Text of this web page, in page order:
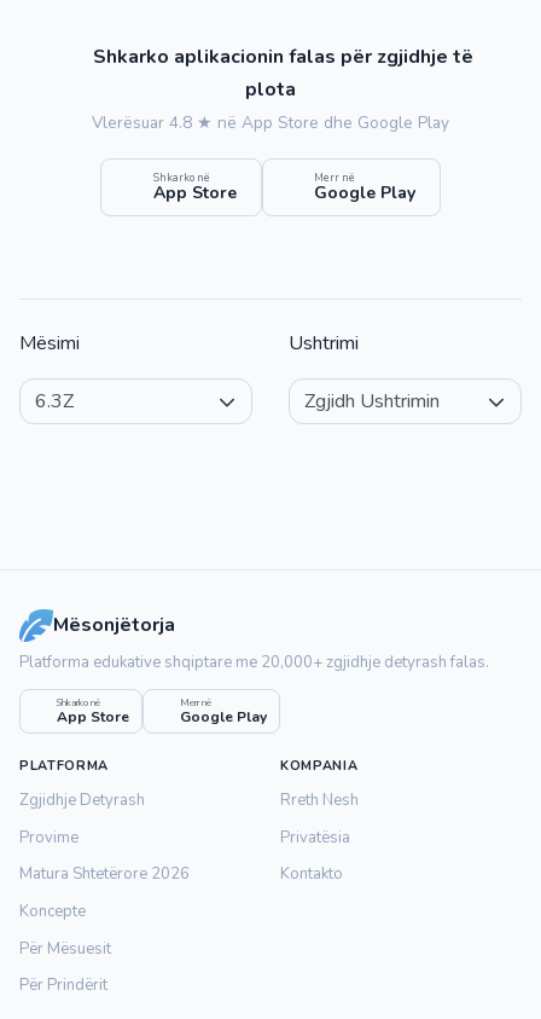
Shkarko aplikacionin falas për zgjidhje të
plota
Vlerësuar 4.8 ★ në App Store dhe Google Play
Shkarko në
App Store
Merr në
Google Play
Mësimi Ushtrimi
Mësonjëtorja
Platforma edukative shqiptare me 20,000+ zgjidhje detyrash falas.
Shkarko në
App Store
Merr në
Google Play
PLATFORMA
Zgjidhje Detyrash
Provime
Matura Shtetërore 2026
Koncepte
Për Mësuesit
Për Prindërit
KOMPANIA
Rreth Nesh
Privatësia
Kontakto